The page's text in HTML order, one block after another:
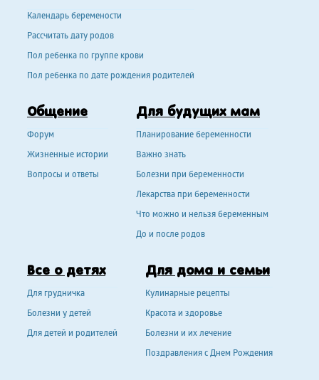
Календарь беремености
Рассчитать дату родов
Пол ребенка по группе крови
Пол ребенка по дате рождения родителей
Общение
Форум
Жизненные истории
Вопросы и ответы
Для будущих мам
Планирование беременности
Важно знать
Болезни при беременности
Лекарства при беременности
Что можно и нельзя беременным
До и после родов
Все о детях
Для грудничка
Болезни у детей
Для детей и родителей
Для дома и семьи
Кулинарные рецепты
Красота и здоровье
Болезни и их лечение
Поздравления с Днем Рождения